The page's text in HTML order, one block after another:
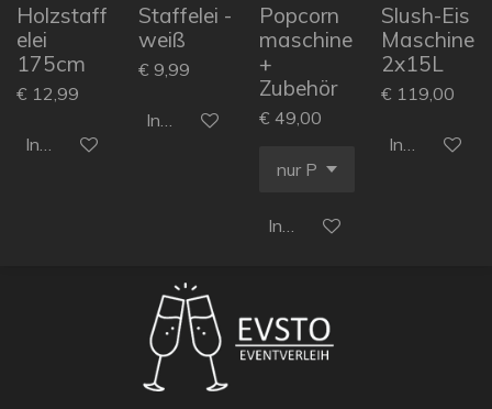
Holzstaff
elei
175cm
€ 12,99
In den Warenkorb
Staffelei -
weiß
€ 9,99
In den Warenkorb
Popcorn
maschine
+
Zubehör
€ 49,00
In den Warenkorb
Slush-Eis
Maschine
2x15L
€ 119,00
In den